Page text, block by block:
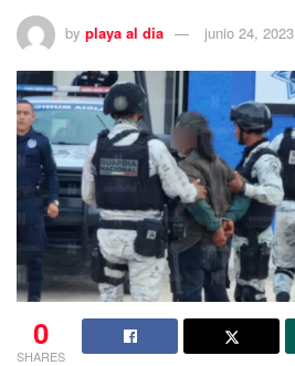
by playa al dia junio 24, 2023
0
SHARES